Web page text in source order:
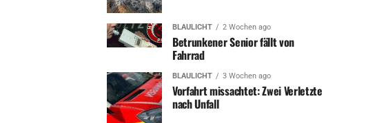
BLAULICHT 2 Wochen ago
Betrunkener Senior fällt von
Fahrrad
BLAULICHT 3 Wochen ago
Vorfahrt missachtet: Zwei Verletzte
nach Unfall